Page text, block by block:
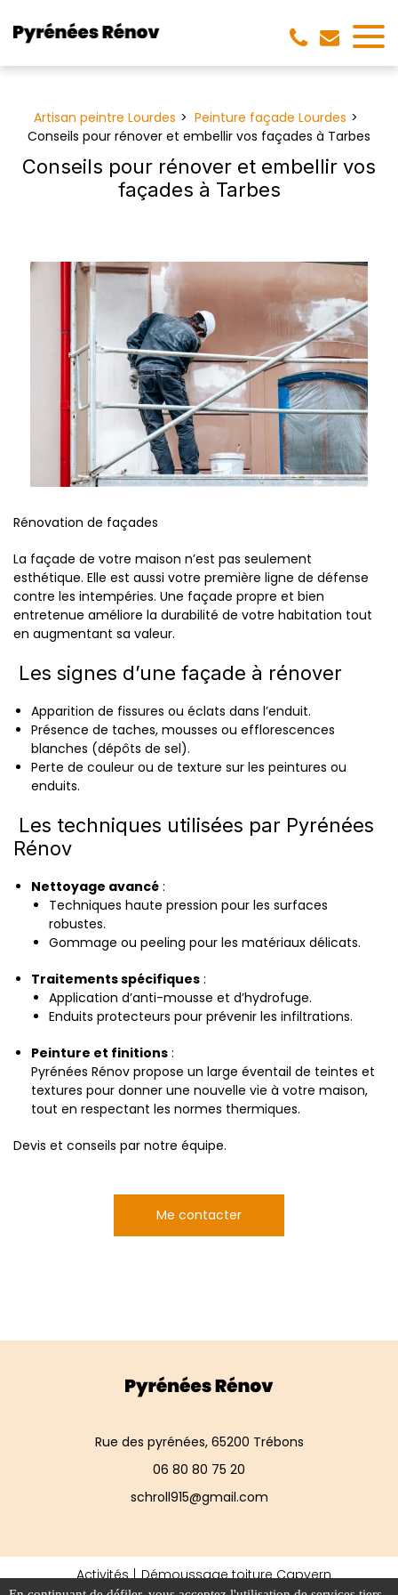
Artisan peintre Lourdes
Peinture façade Lourdes
Conseils pour rénover et embellir vos façades à Tarbes
Conseils pour rénover et embellir vos
façades à Tarbes
Rénovation de façades
La façade de votre maison n’est pas seulement
esthétique. Elle est aussi votre première ligne de défense
contre les intempéries. Une façade propre et bien
entretenue améliore la durabilité de votre habitation tout
en augmentant sa valeur.
Les signes d’une façade à rénover
Apparition de fissures ou éclats dans l’enduit.
Présence de taches, mousses ou efflorescences
blanches (dépôts de sel).
Perte de couleur ou de texture sur les peintures ou
enduits.
Les techniques utilisées par Pyrénées
Rénov
Nettoyage avancé :
Techniques haute pression pour les surfaces
robustes.
Gommage ou peeling pour les matériaux délicats.
Traitements spécifiques :
Application d’anti-mousse et d’hydrofuge.
Enduits protecteurs pour prévenir les infiltrations.
Peinture et finitions :
Pyrénées Rénov propose un large éventail de teintes et
textures pour donner une nouvelle vie à votre maison,
tout en respectant les normes thermiques.
Devis et conseils par notre équipe.
Me contacter
Rue des pyrénées, 65200 Trébons
06 80 80 75 20
schroll915@gmail.com
Activités
Démoussage toiture Capvern